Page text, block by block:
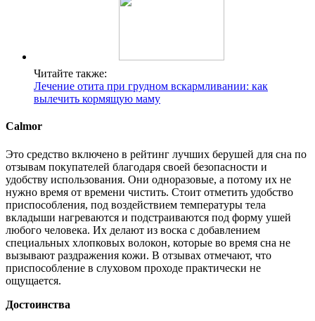
Читайте также:
Лечение отита при грудном вскармливании: как
вылечить кормящую маму
Calmor
Это средство включено в рейтинг лучших берушей для сна по
отзывам покупателей благодаря своей безопасности и
удобству использования. Они одноразовые, а потому их не
нужно время от времени чистить. Стоит отметить удобство
приспособления, под воздействием температуры тела
вкладыши нагреваются и подстраиваются под форму ушей
любого человека. Их делают из воска с добавлением
специальных хлопковых волокон, которые во время сна не
вызывают раздражения кожи. В отзывах отмечают, что
приспособление в слуховом проходе практически не
ощущается.
Достоинства